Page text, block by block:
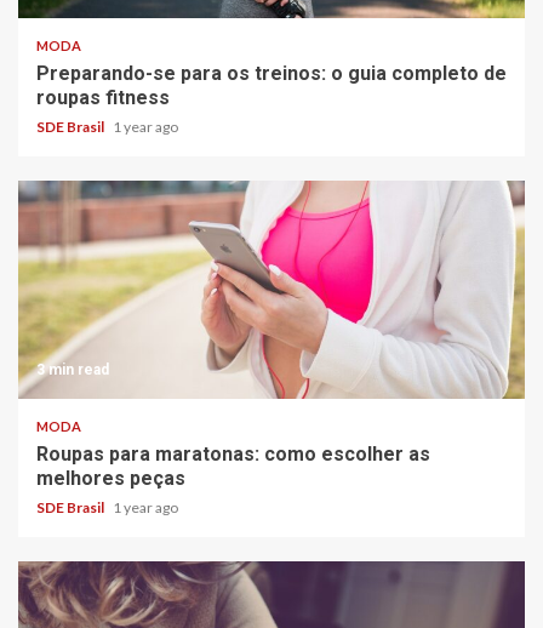
MODA
Preparando-se para os treinos: o guia completo de
roupas fitness
SDE Brasil 1 year ago
3 min read
MODA
Roupas para maratonas: como escolher as
melhores peças
SDE Brasil 1 year ago